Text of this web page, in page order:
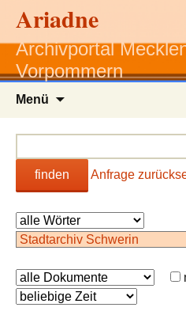
Ariadne
Archivportal
Vorpommern
Menü
finden Anfrage